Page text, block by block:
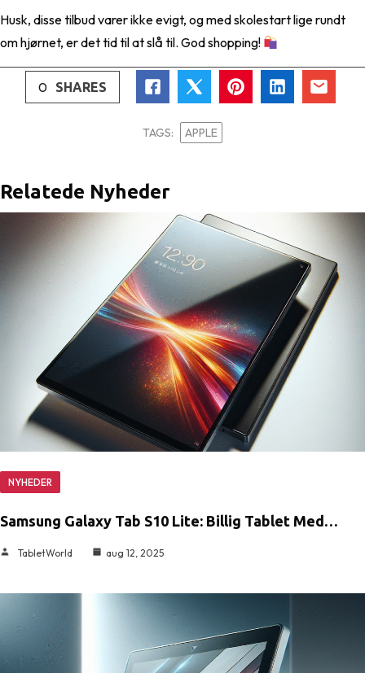
Husk, disse tilbud varer ikke evigt, og med skolestart lige rundt
om hjørnet, er det tid til at slå til. God shopping!
0 SHARES
TAGS: APPLE
Relatede Nyheder
NYHEDER
Samsung Galaxy Tab S10 Lite: Billig Tablet Med…
TabletWorld aug 12, 2025